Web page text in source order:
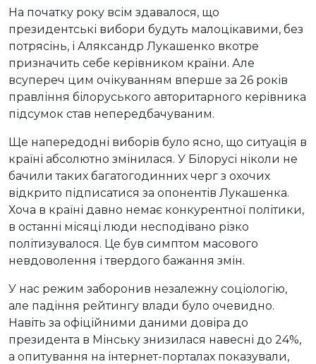
На початку року всім здавалося, що
президентські вибори будуть малоцікавими, без
потрясінь, і Аляксандр Лукашенко вкотре
призначить себе керівником країни. Але
всупереч цим очікуванням вперше за 26 років
правління білоруського авторитарного керівника
підсумок став непередбачуваним.
Ще напередодні виборів було ясно, що ситуація в
країні абсолютно змінилася. У Білорусі ніколи не
бачили таких багатогодинних черг з охочих
відкрито підписатися за опонентів Лукашенка.
Хоча в країні давно немає конкурентної політики,
в останні місяці люди несподівано різко
політизувалося. Це був симптом масового
невдоволення і твердого бажання змін.
У нас режим заборонив незалежну соціологію,
але падіння рейтингу влади було очевидно.
Навіть за офіційними даними довіра до
президента в Мінську знизилася навесні до 24%,
а опитування на інтернет-порталах показували,